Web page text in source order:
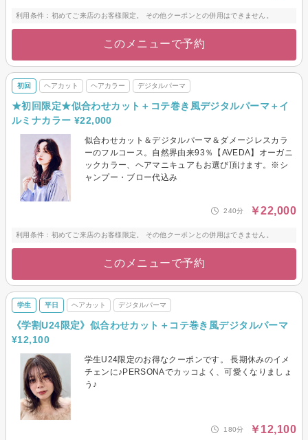
利用条件：初めてご来店のお客様限定。 その他クーポンとの併用はできません。
このメニューで予約
初回 ヘアカット ヘアカラー デジタルパーマ
★初回限定★似合わせカット＋コテ巻き風デジタルパーマ＋イ
ルミナカラー ¥22,000
似合わせカット＆デジタルパーマ＆ダメージレスカラ
ーのフルコース。自然界由来93％【AVEDA】オーガニ
ックカラー、ヘアマニキュアもお選び頂けます。※シ
ャンプー・ブロー代込み
240分 ￥22,000
利用条件：初めてご来店のお客様限定。 その他クーポンとの併用はできません。
このメニューで予約
学生 平日 ヘアカット デジタルパーマ
《学割U24限定》似合わせカット＋コテ巻き風デジタルパーマ
¥12,100
学生U24限定のお得なクーポンです。 長期休みのイメ
チェンに♪PERSONAでカッコよく、可愛くなりましょ
う♪
180分 ￥12,100